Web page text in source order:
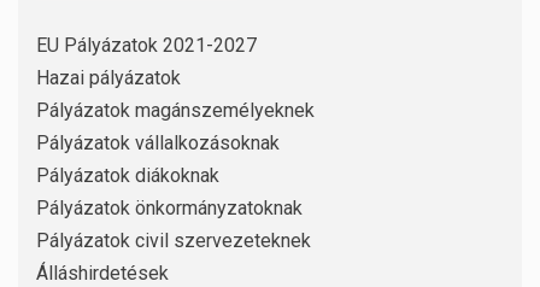
EU Pályázatok 2021-2027
Hazai pályázatok
Pályázatok magánszemélyeknek
Pályázatok vállalkozásoknak
Pályázatok diákoknak
Pályázatok önkormányzatoknak
Pályázatok civil szervezeteknek
Álláshirdetések